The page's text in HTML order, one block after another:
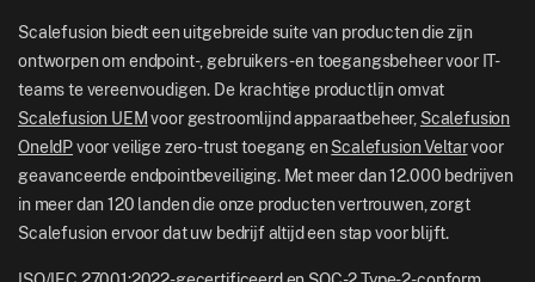
Nieuwskamer
Careers
NZ: +64-9-888-4315
India: +91-63694-45500
Scalefusion biedt een uitgebreide suite van producten die zijn
ontworpen om endpoint-, gebruikers- en toegangsbeheer voor IT-
teams te vereenvoudigen. De krachtige productlijn omvat
Scalefusion UEM voor gestroomlijnd apparaatbeheer, Scalefusion
OneIdPvoor veilige zero-trust toegang en Scalefusion Veltarvoor
geavanceerde endpointbeveiliging. Met meer dan 12.000 bedrijven
in meer dan 120 landen die onze producten vertrouwen, zorgt
Scalefusion ervoor dat uw bedrijf altijd een stap voor blijft.